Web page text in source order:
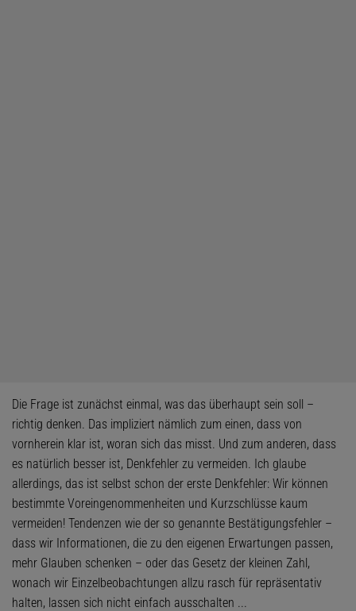
Die Frage ist zunächst einmal, was das überhaupt sein soll –
richtig denken. Das impliziert nämlich zum einen, dass von
vornherein klar ist, woran sich das misst. Und zum anderen, dass
es natürlich besser ist, Denkfehler zu vermeiden. Ich glaube
allerdings, das ist selbst schon der erste Denkfehler: Wir können
bestimmte Voreingenommenheiten und Kurzschlüsse kaum
vermeiden! Tendenzen wie der so genannte Bestätigungsfehler –
dass wir Informationen, die zu den eigenen Erwartungen passen,
mehr Glauben schenken – oder das Gesetz der kleinen Zahl,
wonach wir Einzelbeobachtungen allzu rasch für repräsentativ
halten, lassen sich nicht einfach ausschalten ...